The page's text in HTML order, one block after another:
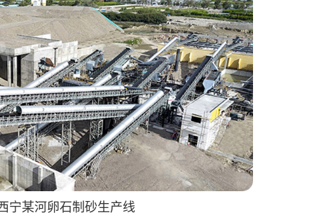
宁某河卵石制砂生产线